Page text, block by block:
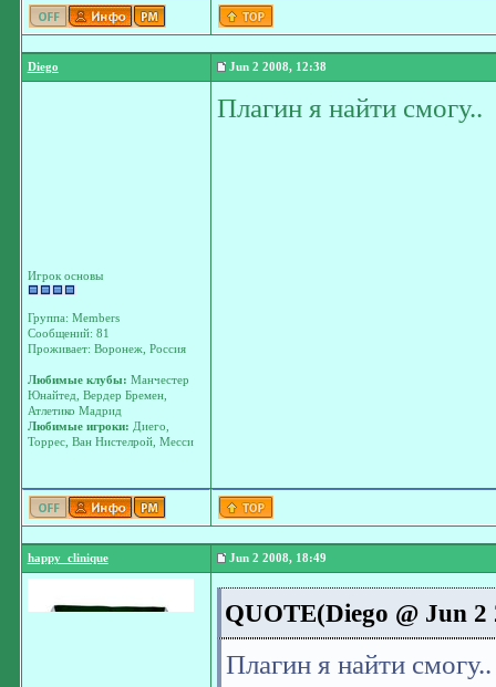
Diego Jun 2 2008, 12:38
Игрок основы
Группа: Members
Сообщений: 81
Проживает: Воронеж, Россия
Любимые клубы: Манчестер
Юнайтед, Вердер Бремен,
Атлетико Мадрид
Любимые игроки: Диего,
Торрес, Ван Нистелрой, Месси
Плагин я найти смогу..
happy_clinique Jun 2 2008, 18:49
QUOTE(Diego @ Jun 2
Плагин я найти смогу..